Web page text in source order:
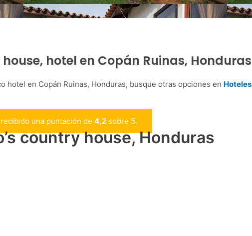
hotel en Copán Ruinas, Honduras
hotel en Copán Ruinas, Honduras, busque otras opciones en Hoteles
una puntación de 4,2 sobre 5.
country house, Honduras